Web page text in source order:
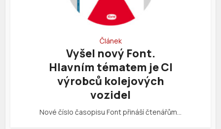
Článek
Vyšel nový Font.
Hlavním tématem je CI
výrobců kolejových
vozidel
Nové číslo časopisu Font přináší čtenářům…